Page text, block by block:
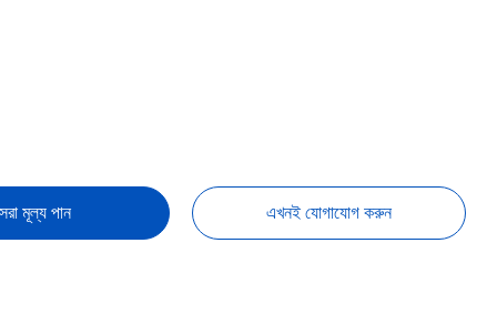
মূল্য পান এখনই যোগাযোগ করুন